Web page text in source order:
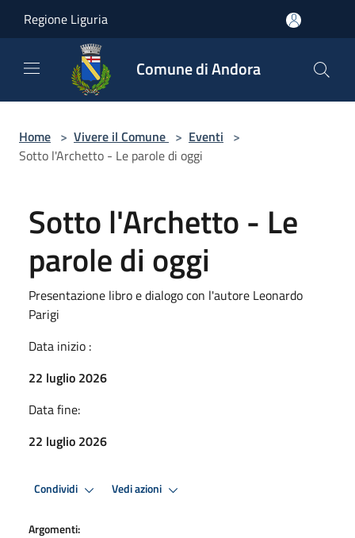
Regione Liguria
Comune di Andora
Home > Vivere il Comune > Eventi >
Sotto l'Archetto - Le parole di oggi
Sotto l'Archetto - Le
parole di oggi
Presentazione libro e dialogo con l'autore Leonardo
Parigi
Data inizio :
22 luglio 2026
Data fine:
22 luglio 2026
Condividi Vedi azioni
Argomenti: